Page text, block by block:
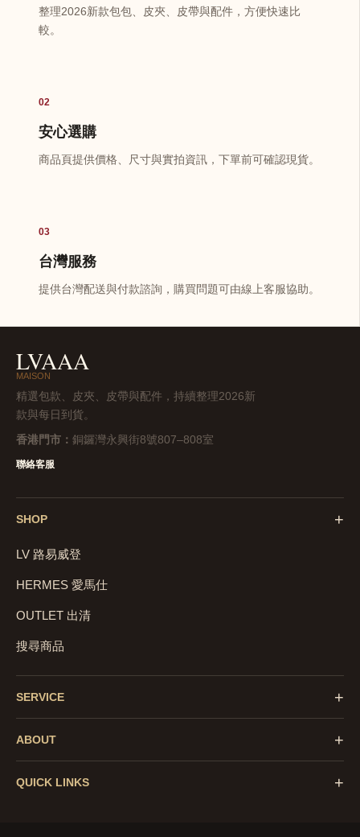
整理2026新款包包、皮夾、皮帶與配件，方便快速比
較。
02
安心選購
商品頁提供價格、尺寸與實拍資訊，下單前可確認現貨。
03
台灣服務
提供台灣配送與付款諮詢，購買問題可由線上客服協助。
LVAAA
MAISON
精選包款、皮夾、皮帶與配件，持續整理2026新
款與每日到貨。
香港門市： 銅鑼灣永興街8號807–808室
聯絡客服
SHOP +
LV 路易威登
HERMES 愛馬仕
OUTLET 出清
搜尋商品
SERVICE +
ABOUT +
QUICK LINKS +